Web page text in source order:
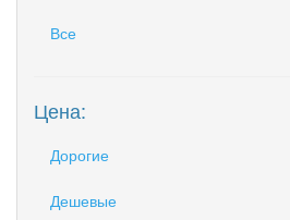
Все
Цена:
Дорогие
Дешевые